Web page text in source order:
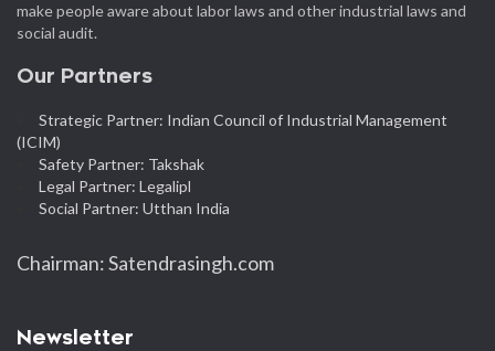
make people aware about labor laws and other industrial laws and
social audit.
Our Partners
Strategic Partner: Indian Council of Industrial Management
(ICIM)
Safety Partner: Takshak
Legal Partner: Legalipl
Social Partner: Utthan India
Chairman: Satendrasingh.com
Newsletter